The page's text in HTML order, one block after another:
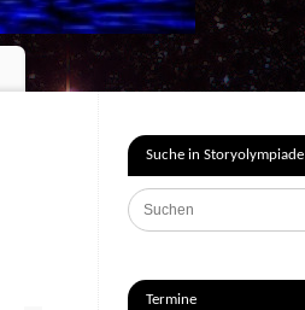
Suche in Storyolympiade
Termine